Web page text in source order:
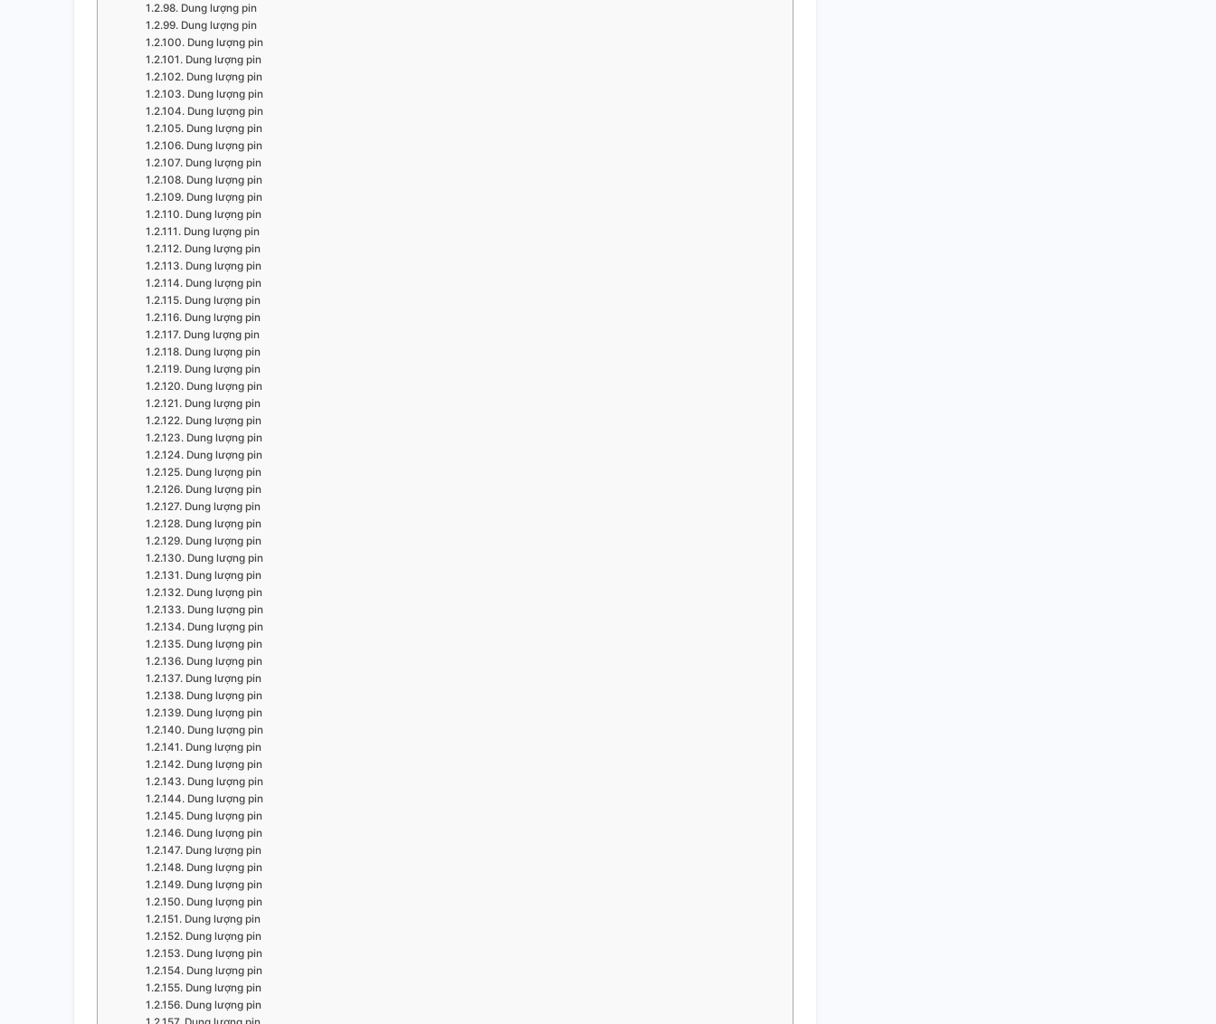
Dung lượng pin
Dung lượng pin
Dung lượng pin
Dung lượng pin
Dung lượng pin
Dung lượng pin
Dung lượng pin
Dung lượng pin
Dung lượng pin
Dung lượng pin
Dung lượng pin
Dung lượng pin
Dung lượng pin
Dung lượng pin
Dung lượng pin
Dung lượng pin
Dung lượng pin
Dung lượng pin
Dung lượng pin
Dung lượng pin
Dung lượng pin
Dung lượng pin
Dung lượng pin
Dung lượng pin
Dung lượng pin
Dung lượng pin
Dung lượng pin
Dung lượng pin
Dung lượng pin
Dung lượng pin
Dung lượng pin
Dung lượng pin
Dung lượng pin
Dung lượng pin
Dung lượng pin
Dung lượng pin
Dung lượng pin
Dung lượng pin
Dung lượng pin
Dung lượng pin
Dung lượng pin
Dung lượng pin
Dung lượng pin
Dung lượng pin
Dung lượng pin
Dung lượng pin
Dung lượng pin
Dung lượng pin
Dung lượng pin
Dung lượng pin
Dung lượng pin
Dung lượng pin
Dung lượng pin
Dung lượng pin
Dung lượng pin
Dung lượng pin
Dung lượng pin
Dung lượng pin
Dung lượng pin